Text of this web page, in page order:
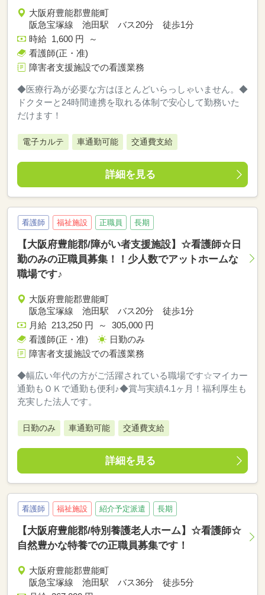
大阪府豊能郡豊能町
阪急宝塚線 池田駅 バス20分 徒歩1分
時給 1,600 円 ～
看護師(正・准)
障害者支援施設での看護業務
◆医療行為が必要な方はほとんどいらっしゃいません。◆
ドクターと24時間連携を取れる体制で安心して勤務いた
だけます！
電子カルテ 車通勤可能 交通費支給
詳細を見る
看護師 福祉施設 正職員 長期
【大阪府豊能郡/障がい者支援施設】☆看護師☆日
勤のみの正職員募集！！少人数でアットホームな
職場です♪
大阪府豊能郡豊能町
阪急宝塚線 池田駅 バス20分 徒歩1分
月給 213,250 円 ～ 305,000 円
看護師(正・准)
日勤のみ
障害者支援施設での看護業務
◆幅広い年代の方がご活躍されている職場です☆マイカー
通勤もＯＫで通勤も便利♪◆賞与実績4.1ヶ月！福利厚生も
充実した法人です。
日勤のみ 車通勤可能 交通費支給
詳細を見る
看護師 福祉施設 紹介予定派遣 長期
【大阪府豊能郡/特別養護老人ホーム】☆看護師☆
自然豊かな特養での正職員募集です！
大阪府豊能郡豊能町
阪急宝塚線 池田駅 バス36分 徒歩5分